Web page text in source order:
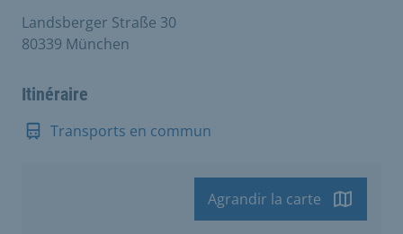
Landsberger Straße 30
80339 München
Itinéraire
Transports en commun
Agrandir la carte